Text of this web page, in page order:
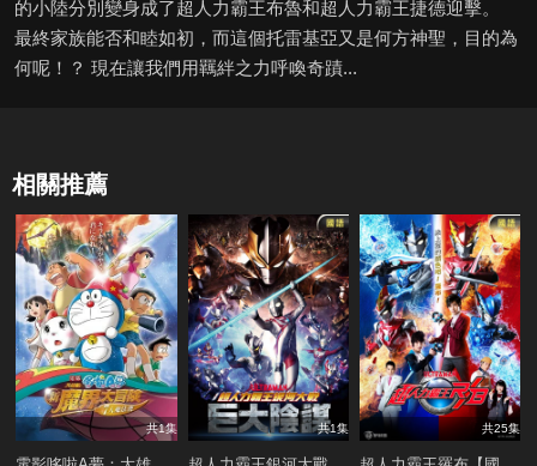
的小陸分別變身成了超人力霸王布魯和超人力霸王捷德迎擊。
最終家族能否和睦如初，而這個托雷基亞又是何方神聖，目的為
何呢！？ 現在讓我們用羈絆之力呼喚奇蹟...
相關推薦
共1集 共1集 共25集